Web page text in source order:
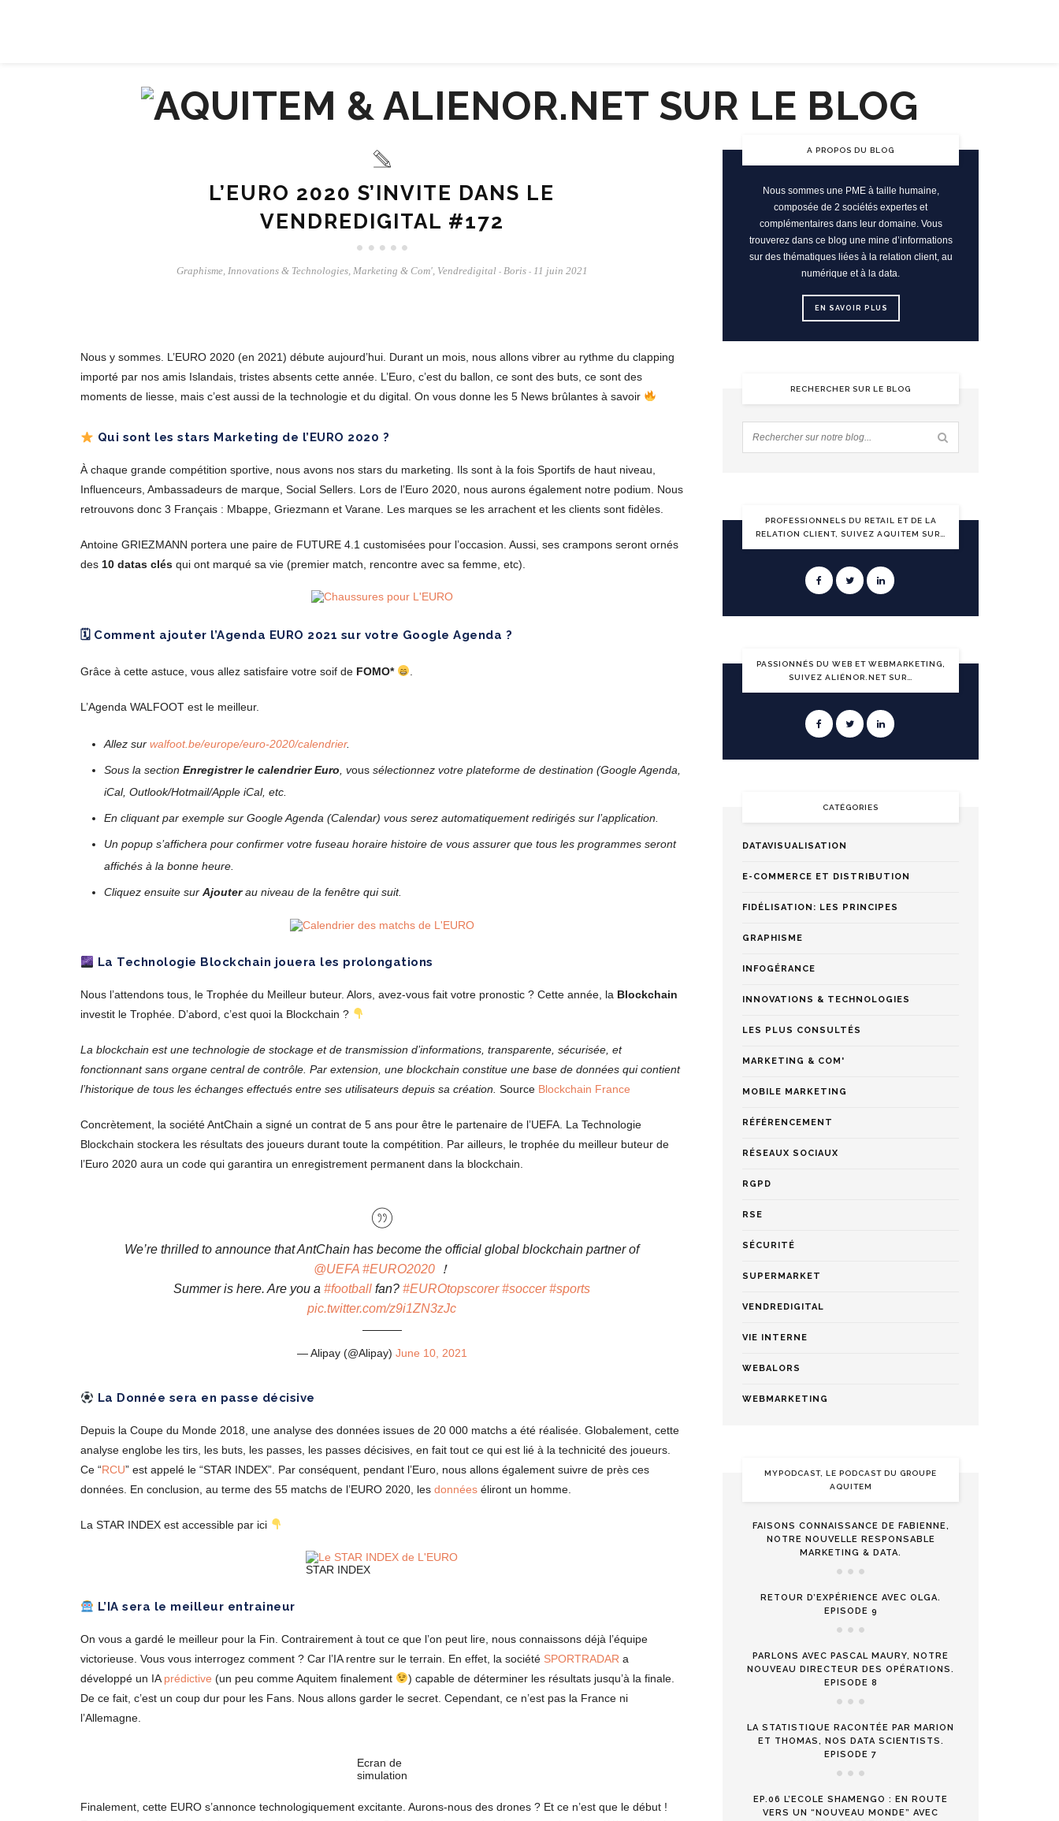
L’EURO 2020 S’INVITE DANS LE
VENDREDIGITAL #172
Graphisme, Innovations & Technologies, Marketing & Com', Vendredigital - Boris - 11 juin 2021
Nous y sommes. L’EURO 2020 (en 2021) débute aujourd’hui. Durant un mois, nous allons vibrer au rythme du clapping
importé par nos amis Islandais, tristes absents cette année. L’Euro, c’est du ballon, ce sont des buts, ce sont des
moments de liesse, mais c’est aussi de la technologie et du digital. On vous donne les 5 News brûlantes à savoir
Qui sont les stars Marketing de l’EURO 2020 ?
À chaque grande compétition sportive, nous avons nos stars du marketing. Ils sont à la fois Sportifs de haut niveau,
Influenceurs, Ambassadeurs de marque, Social Sellers. Lors de l’Euro 2020, nous aurons également notre podium. Nous
retrouvons donc 3 Français : Mbappe, Griezmann et Varane. Les marques se les arrachent et les clients sont fidèles.
Antoine GRIEZMANN portera une paire de FUTURE 4.1 customisées pour l’occasion. Aussi, ses crampons seront ornés
des 10 datas clés qui ont marqué sa vie (premier match, rencontre avec sa femme, etc).
🗓 Comment ajouter l’Agenda EURO 2021 sur votre Google Agenda ?
Grâce à cette astuce, vous allez satisfaire votre soif de FOMO*
L’Agenda WALFOOT est le meilleur.
Allez sur walfoot.be/europe/euro-2020/calendrier.
Sous la section Enregistrer le calendrier Euro , vous sélectionnez votre plateforme de destination (Google Agenda,
iCal, Outlook/Hotmail/Apple iCal, etc.
En cliquant par exemple sur Google Agenda (Calendar) vous serez automatiquement redirigés sur l’application.
Un popup s’affichera pour confirmer votre fuseau horaire histoire de vous assurer que tous les programmes seront
affichés à la bonne heure.
Cliquez ensuite sur Ajouterau niveau de la fenêtre qui suit.
La Technologie Blockchain jouera les prolongations
Nous l’attendons tous, le Trophée du Meilleur buteur. Alors, avez-vous fait votre pronostic ? Cette année, la Blockchain
investit le Trophée. D’abord, c’est quoi la Blockchain ?
La blockchain est une technologie de stockage et de transmission d’informations, transparente, sécurisée, et
fonctionnant sans organe central de contrôle. Par extension, une blockchain constitue une base de données qui contient
l’historique de tous les échanges effectués entre ses utilisateurs depuis sa création. Source Blockchain France
Concrètement, la société AntChain a signé un contrat de 5 ans pour être le partenaire de l’UEFA. La Technologie
Blockchain stockera les résultats des joueurs durant toute la compétition. Par ailleurs, le trophée du meilleur buteur de
l’Euro 2020 aura un code qui garantira un enregistrement permanent dans la blockchain.
We’re thrilled to announce that AntChain has become the official global blockchain partner of
@UEFA #EURO2020！
Summer is here. Are you a #football fan? #EUROtopscorer #soccer #sports
pic.twitter.com/z9i1ZN3zJc
— Alipay (@Alipay) June 10, 2021
La Donnée sera en passe décisive
Depuis la Coupe du Monde 2018, une analyse des données issues de 20 000 matchs a été réalisée. Globalement, cette
analyse englobe les tirs, les buts, les passes, les passes décisives, en fait tout ce qui est lié à la technicité des joueurs.
Ce “RCU” est appelé le “STAR INDEX”. Par conséquent, pendant l’Euro, nous allons également suivre de près ces
données. En conclusion, au terme des 55 matchs de l’EURO 2020, les données éliront un homme.
La STAR INDEX est accessible par ici
STAR INDEX
L’IA sera le meilleur entraineur
On vous a gardé le meilleur pour la Fin. Contrairement à tout ce que l’on peut lire, nous connaissons déjà l’équipe
victorieuse. Vous vous interrogez comment ? Car l’IA rentre sur le terrain. En effet, la société SPORTRADAR a
développé un IA prédictive (un peu comme Aquitem finalement
) capable de déterminer les résultats jusqu’à la finale.
De ce fait, c’est un coup dur pour les Fans. Nous allons garder le secret. Cependant, ce n’est pas la France ni
l’Allemagne.
Ecran de
simulation
Finalement, cette EURO s’annonce technologiquement excitante. Aurons-nous des drones ? Et ce n’est que le début !
A PROPOS DU BLOG
Nous sommes une PME à taille humaine,
composée de 2 sociétés expertes et
complémentaires dans leur domaine. Vous
trouverez dans ce blog une mine d’informations
sur des thématiques liées à la relation client, au
numérique et à la data.
EN SAVOIR PLUS
RECHERCHER SUR LE BLOG
PROFESSIONNELS DU RETAIL ET DE LA
RELATION CLIENT, SUIVEZ AQUITEM SUR…
PASSIONNÉS DU WEB ET WEBMARKETING,
SUIVEZ ALIÉNOR.NET SUR…
CATÉGORIES
DATAVISUALISATION
E-COMMERCE ET DISTRIBUTION
FIDÉLISATION: LES PRINCIPES
GRAPHISME
INFOGÉRANCE
INNOVATIONS & TECHNOLOGIES
LES PLUS CONSULTÉS
MARKETING & COM'
MOBILE MARKETING
RÉFÉRENCEMENT
RÉSEAUX SOCIAUX
RGPD
RSE
SÉCURITÉ
SUPERMARKET
VENDREDIGITAL
VIE INTERNE
WEBALORS
WEBMARKETING
MYPODCAST, LE PODCAST DU GROUPE
AQUITEM
FAISONS CONNAISSANCE DE FABIENNE,
NOTRE NOUVELLE RESPONSABLE
MARKETING & DATA.
RETOUR D’EXPÉRIENCE AVEC OLGA.
EPISODE 9
PARLONS AVEC PASCAL MAURY, NOTRE
NOUVEAU DIRECTEUR DES OPÉRATIONS.
EPISODE 8
LA STATISTIQUE RACONTÉE PAR MARION
ET THOMAS, NOS DATA SCIENTISTS.
EPISODE 7
EP.06 L’ECOLE SHAMENGO : EN ROUTE
VERS UN “NOUVEAU MONDE” AVEC